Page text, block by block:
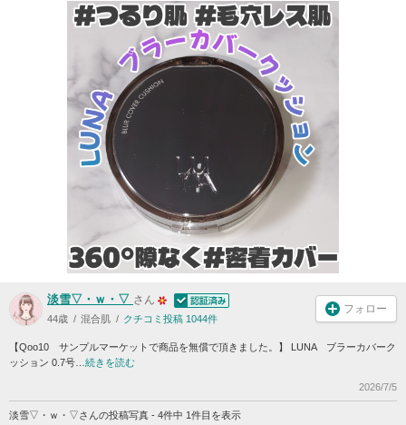
淡雪▽・ｗ・▽ さん
44歳 混合肌 クチコミ投稿 1044件
フォロー
【Qoo10 サンプルマーケットで商品を無償で頂きました。】 LUNA ブラーカバーク
ッション 0.7号… 続きを読む
2026/7/5
淡雪▽・ｗ・▽さんの投稿写真 - 4件中 1件目を表示